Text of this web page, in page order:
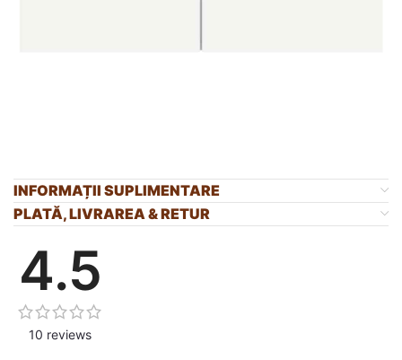
INFORMAȚII SUPLIMENTARE
PLATĂ, LIVRAREA & RETUR
4.5
10 reviews